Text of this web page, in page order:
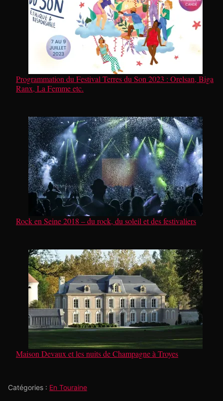
Programmation du Festival Terres du Son 2023 : Orelsan, Biga
Ranx, La Femme etc.
Rock en Seine 2018 – du rock, du soleil et des festivaliers
Maison Devaux et les nuits de Champagne à Troyes
Catégories : En Touraine